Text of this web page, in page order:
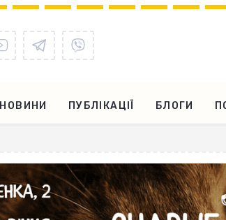
НОВИНИ ПУБЛІКАЦІЇ БЛОГИ